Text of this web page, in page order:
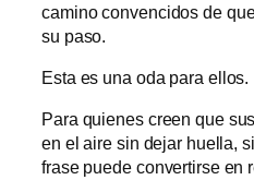
camino convencidos de
su paso.
Esta es una oda para ellos.
Para quienes creen que
en el aire sin dejar huella,
frase puede convertirse en